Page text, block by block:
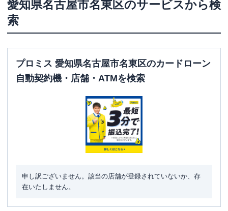
愛知県名古屋市名東区のサービスから検
索
プロミス 愛知県名古屋市名東区のカードローン
自動契約機・店舗・ATMを検索
申し訳ございません。該当の店舗が登録されていないか、存
在いたしません。